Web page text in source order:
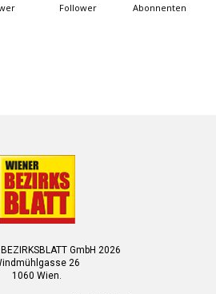
Follower Abonnenten
GmbH 2026
26
1060 Wien.